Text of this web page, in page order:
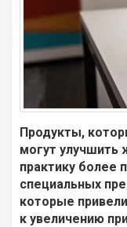
Продукты,
могут улучшить
практику более
специальных
которые привели
к увеличению